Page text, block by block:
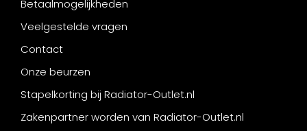
Betaalmogelijkheden
Veelgestelde vragen
Contact
Onze beurzen
Stapelkorting bij Radiator-Outlet.nl
Zakenpartner worden van Radiator-Outlet.nl